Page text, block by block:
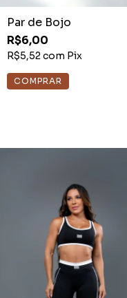
Par de Bojo
R$6,00
R$5,52com Pix